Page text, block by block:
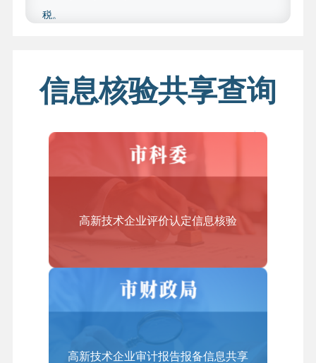
的研发费用专项审计报告，包括以下几类：研发费用
研发费用专项审计报告、或依照《高新技术企业认定
管理工作指引》（国科发火〔2016〕195 号）中研发费
用有关要求制定的、用于专精特新申报的专项审计报
报告应在“注册会计师行业统一监管平台”完成备案并赋
提供上述研发费用专项审计报告的，可优先采用上述
四、收费依据及标准
税。
获得技术先进型服务企业资质认定后，资格有效期为
自认定当年起3个自然年度，期满后重新申请认定，
2.哪些企业可以申请认定技术先进型服务企业？
（一）在本市行政区域内注册的法人企业；
行）》中的一种或多种技术先进型服务业务，采用先
进技术或具备较强的研发能力；
（三）具有大专以上学历的员工占企业职工总数的5
（四）从事《技术先进型服务业务认定范围（试
信息核验共享查询
高新技术企业评价认定信息核验
高新技术企业审计报告报备信息共享